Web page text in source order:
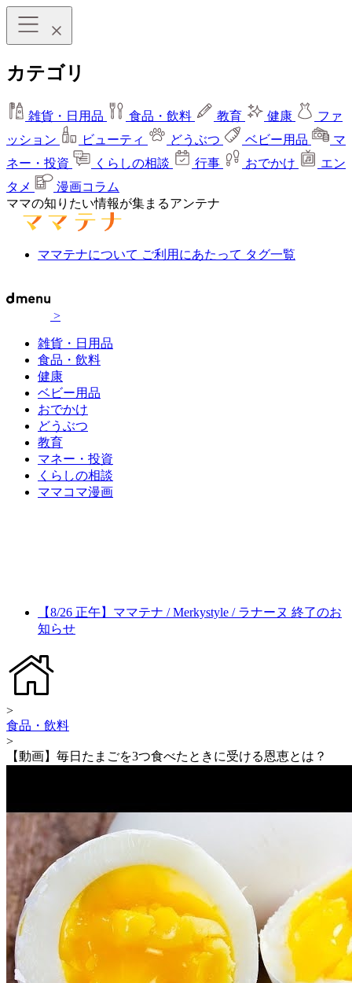
カテゴリ
雑貨・日用品 食品・飲料 教育 健康
ファ
ッション
ビューティ どうぶつ ベビー用品
マ
ネー・投資
くらしの相談 行事 おでかけ
エン
タメ
漫画コラム
ママの知りたい情報が集まるアンテナ
ママテナについて ご利用にあたって タグ一覧
>
雑貨・日用品
食品・飲料
健康
ベビー用品
おでかけ
どうぶつ
教育
マネー・投資
くらしの相談
ママコマ漫画
【8/26 正午】ママテナ / Merkystyle / ラナーヌ 終了のお
知らせ
>
食品・飲料
>
【動画】毎日たまごを3つ食べたときに受ける恩恵とは？